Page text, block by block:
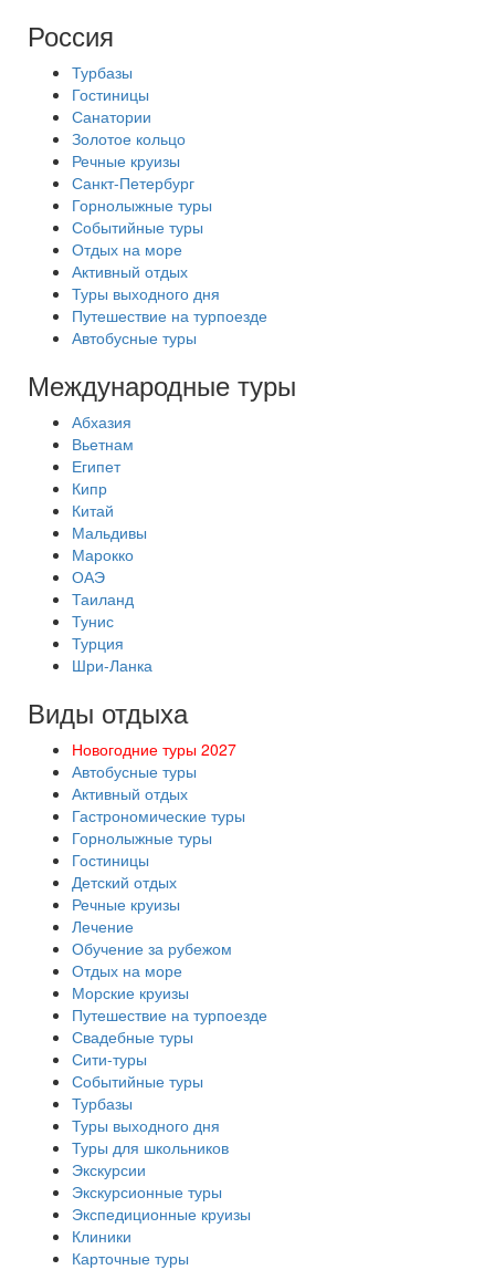
Россия
Турбазы
Гостиницы
Санатории
Золотое кольцо
Речные круизы
Санкт-Петербург
Горнолыжные туры
Событийные туры
Отдых на море
Активный отдых
Туры выходного дня
Путешествие на турпоезде
Автобусные туры
Международные туры
Абхазия
Вьетнам
Египет
Кипр
Китай
Мальдивы
Марокко
ОАЭ
Таиланд
Тунис
Турция
Шри-Ланка
Виды отдыха
Новогодние туры 2027
Автобусные туры
Активный отдых
Гастрономические туры
Горнолыжные туры
Гостиницы
Детский отдых
Речные круизы
Лечение
Обучение за рубежом
Отдых на море
Морские круизы
Путешествие на турпоезде
Свадебные туры
Сити-туры
Событийные туры
Турбазы
Туры выходного дня
Туры для школьников
Экскурсии
Экскурсионные туры
Экспедиционные круизы
Клиники
Карточные туры